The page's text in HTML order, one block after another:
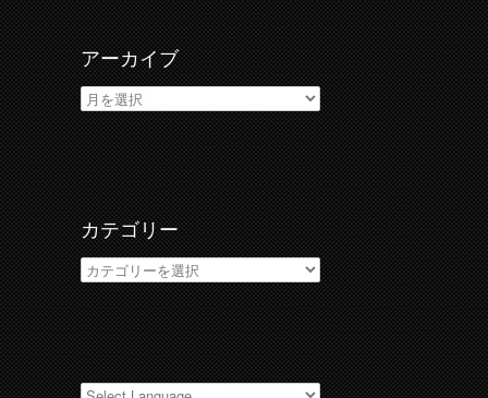
アーカイブ
ア
ー
カ
イ
ブ
カテゴリー
カ
テ
ゴ
リ
ー